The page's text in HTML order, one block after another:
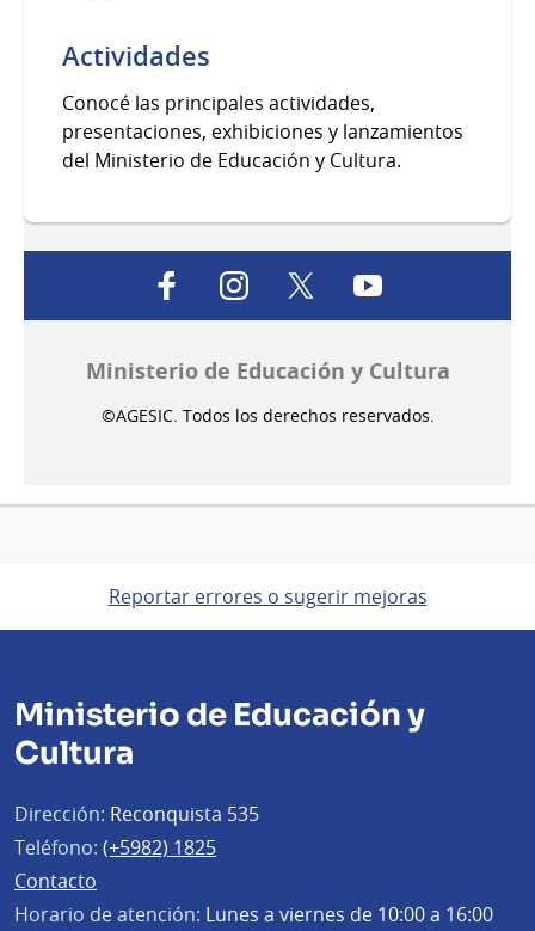
Actividades
Conocé las principales actividades,
presentaciones, exhibiciones y lanzamientos
del Ministerio de Educación y Cultura.
facebook instagramtwitter
Ministerio de Educación y Cultura
©AGESIC. Todos los derechos reservados.
Reportar errores o sugerir mejoras
Ministerio de Educación y
Cultura
Dirección: Reconquista 535
Teléfono: (+5982) 1825
Contacto
Horario de atención: Lunes a viernes de 10:00 a 16:00